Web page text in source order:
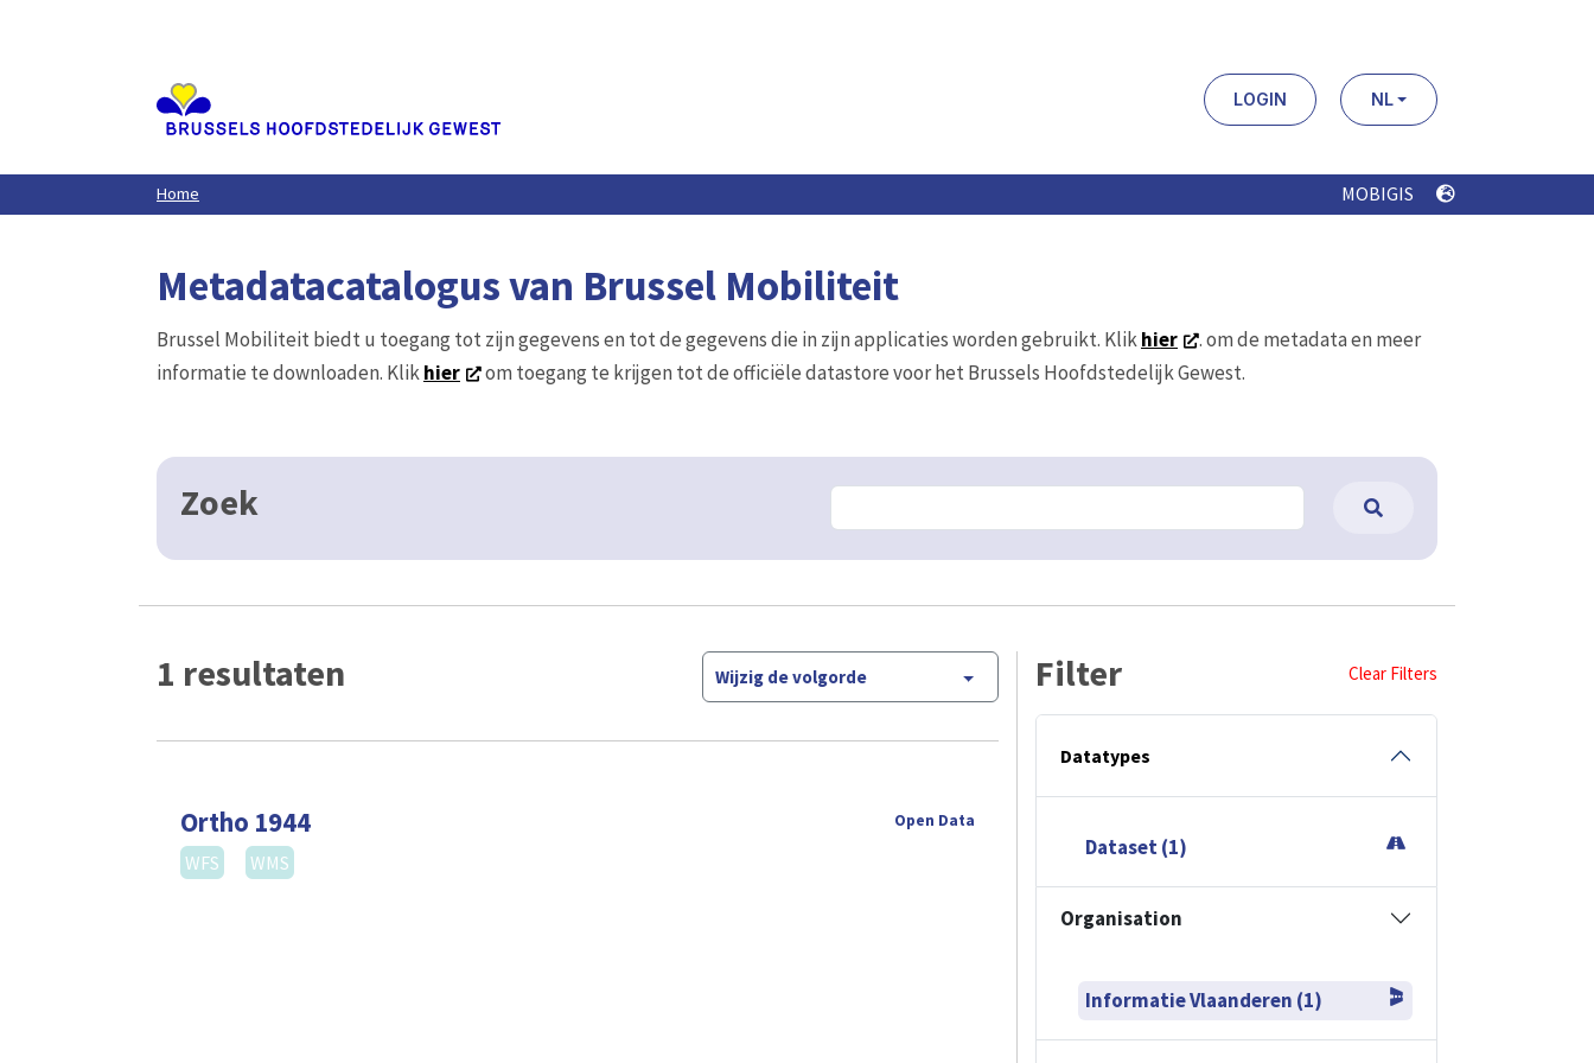
LOGIN NL
Home MOBIGIS
Metadatacatalogus van Brussel Mobiliteit
Brussel Mobiliteit biedt u toegang tot zijn gegevens en tot de gegevens die in zijn applicaties worden gebruikt. Klikhier
. om de metadata en meer
informatie te downloaden. Klikhier om toegang te krijgen tot de officiële datastore voor het Brussels Hoofdstedelijk Gewest.
Zoek
1 resultaten Wijzig de volgorde
Ortho 1944 Open Data
WFS WMS
Filter Clear Filters
Datatypes
Dataset (1)
Organisation
Informatie Vlaanderen (1)